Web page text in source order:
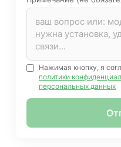
Нажимая кнопку, я
политики
персональных данных